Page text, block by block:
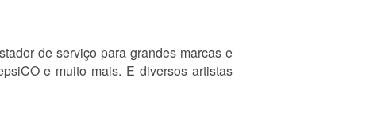
de serviço para grandes marcas e
e muito mais. E diversos artistas